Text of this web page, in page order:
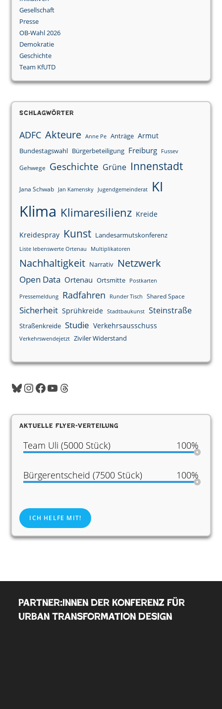
Gesellschaft
Presse
OB-Wahl 2026
Demokratie
Geschichte
Team KfUTD
Schlagwörter
ADFC Akteure Anne Pe Anträge Armut
Bundestagswahl Bürgerbeteiligung Freiburg Fussev
Gehwege Geschichte Grüne Innenstadt
Jana Schwab Jan Kamensky Jugendgemeinderat KI
Klima Klimaresilienz Kreide
Kreidespray Kunst Landesarmutskonferenz
Liste lebenswerte Ortenau Multiplikatoren
Nachhaltigkeit Narrativ Netzwerk
Open Data Ortenau Ortsmitte Postkarten
Pressemeldung Radfahren Runder Tisch Shared Space
Sicherheit Sprühkreide Stadtbaukunst Steinstraße
Straßenkreide Studie Verkehrsausschuss
Verkehrswendejetzt Ziviler Widerstand
Aktuelle Flyer-Verteilung
Team Uli (5000 Stück) 100%
Bürgerentscheid (7500 Stück) 100%
ICH HELFE MIT!
Partner:innen der Konferenz für
Urban Transformation Design